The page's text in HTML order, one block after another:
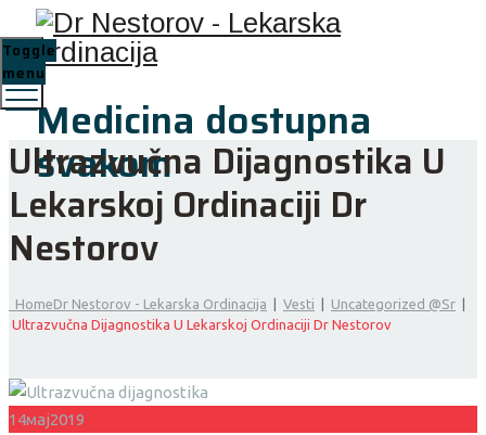
Medicina dostupna
svakom
Toggle
menu
Ultrazvučna Dijagnostika U
Lekarskoj Ordinaciji Dr
Nestorov
HomeDr Nestorov - Lekarska Ordinacija | Vesti | Uncategorized @sr |
Ultrazvučna Dijagnostika U Lekarskoj Ordinaciji Dr Nestorov
14мај2019